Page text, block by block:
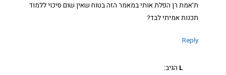
ת'אמת רן הפלת אותי במאמר הזה בטוח שאין שום סיכוי ללמוד
תכנות אמיתי לבד?
Reply
L הגיב: